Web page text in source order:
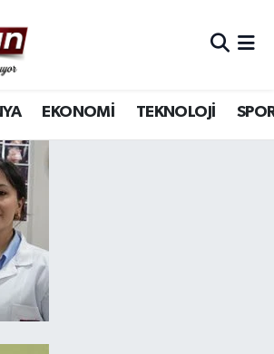
EKONOMİ TEKNOLOJİ
Durumu ve Fikstür